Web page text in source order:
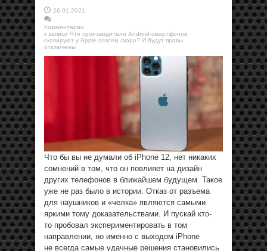
26.01.2021
Комментарии
к записи Что производители Android-смартфонов
скопируют у Apple совсем скоро? И будут правы
отключены
Что бы вы не думали об iPhone 12, нет никаких
сомнений в том, что он повлияет на дизайн
других телефонов в ближайшем будущем. Такое
уже не раз было в истории. Отказ от разъема
для наушников и «челка» являются самыми
яркими тому доказательствами. И пускай кто-
то пробовал экспериментировать в том
направлении, но именно с выходом iPhone
не всегда самые удачные решения становились